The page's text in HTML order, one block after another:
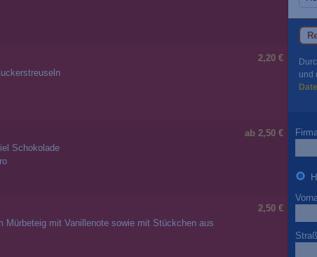
2,20 €
Schokolade
ab 2,50 €
Mürbeteig mit Vanillenote sowie mit Stückchen aus
2,50 €
und